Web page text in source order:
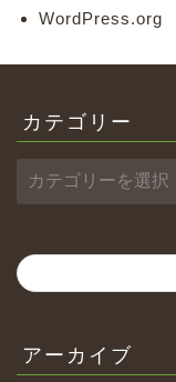
WordPress.org
カテゴリー
アーカイブ